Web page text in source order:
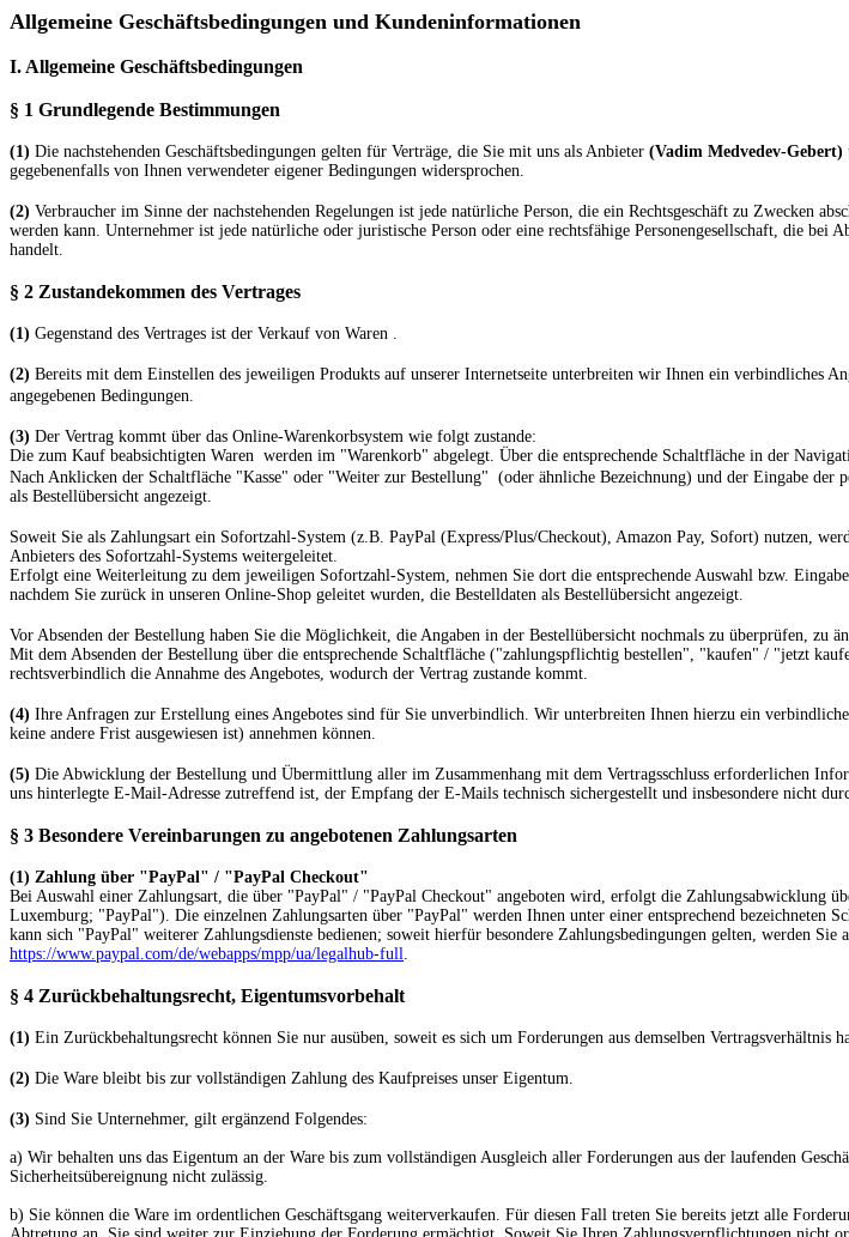
Allgemeine Geschäftsbedingungen und Kundeninformationen
I. Allgemeine Geschäftsbedingungen
§ 1 Grundlegende Bestimmungen
(1) Die nachstehenden Geschäftsbedingungen gelten für Verträge, die Sie mit uns als Anbieter (Vadim Medvedev-Gebert)
gegebenenfalls von Ihnen verwendeter eigener Bedingungen widersprochen.
(2) Verbraucher im Sinne der nachstehenden Regelungen ist jede natürliche Person, die ein Rechtsgeschäft zu Zwecken
werden kann. Unternehmer ist jede natürliche oder juristische Person oder eine rechtsfähige Personengesellschaft, die bei
handelt.
§ 2 Zustandekommen des Vertrages
(1) Gegenstand des Vertrages ist der Verkauf von Waren .
(2) Bereits mit dem Einstellen des jeweiligen Produkts auf unserer Internetseite unterbreiten wir Ihnen ein verbindliches
angegebenen Bedingungen.
(3) Der Vertrag kommt über das Online-Warenkorbsystem wie folgt zustande:
Die zum Kauf beabsichtigten Waren werden im "Warenkorb" abgelegt. Über die entsprechende Schaltfläche in der
Nach Anklicken der Schaltfläche "Kasse" oder "Weiter zur Bestellung" (oder ähnliche Bezeichnung) und der Eingabe der
als Bestellübersicht angezeigt.
Soweit Sie als Zahlungsart ein Sofortzahl-System (z.B. PayPal (Express/Plus/Checkout), Amazon Pay, Sofort) nutzen,
Anbieters des Sofortzahl-Systems weitergeleitet.
Erfolgt eine Weiterleitung zu dem jeweiligen Sofortzahl-System, nehmen Sie dort die entsprechende Auswahl bzw.
nachdem Sie zurück in unseren Online-Shop geleitet wurden, die Bestelldaten als Bestellübersicht angezeigt.
Vor Absenden der Bestellung haben Sie die Möglichkeit, die Angaben in der Bestellübersicht nochmals zu überprüfen, zu
Mit dem Absenden der Bestellung über die entsprechende Schaltfläche ("zahlungspflichtig bestellen", "kaufen" / "jetzt
rechtsverbindlich die Annahme des Angebotes, wodurch der Vertrag zustande kommt.
(4) Ihre Anfragen zur Erstellung eines Angebotes sind für Sie unverbindlich. Wir unterbreiten Ihnen hierzu ein
keine andere Frist ausgewiesen ist) annehmen können.
(5) Die Abwicklung der Bestellung und Übermittlung aller im Zusammenhang mit dem Vertragsschluss erforderlichen
uns hinterlegte E-Mail-Adresse zutreffend ist, der Empfang der E-Mails technisch sichergestellt und insbesondere nicht
§ 3 Besondere Vereinbarungen zu angebotenen Zahlungsarten
(1) Zahlung über "PayPal" / "PayPal Checkout"
Bei Auswahl einer Zahlungsart, die über "PayPal" / "PayPal Checkout" angeboten wird, erfolgt die Zahlungsabwicklung
Luxemburg; "PayPal"). Die einzelnen Zahlungsarten über "PayPal" werden Ihnen unter einer entsprechend
kann sich "PayPal" weiterer Zahlungsdienste bedienen; soweit hierfür besondere Zahlungsbedingungen gelten, werden
https://www.paypal.com/de/webapps/mpp/ua/legalhub-full.
§ 4 Zurückbehaltungsrecht, Eigentumsvorbehalt
(1) Ein Zurückbehaltungsrecht können Sie nur ausüben, soweit es sich um Forderungen aus demselben Vertragsverhältnis
(2) Die Ware bleibt bis zur vollständigen Zahlung des Kaufpreises unser Eigentum.
(3) Sind Sie Unternehmer, gilt ergänzend Folgendes:
a) Wir behalten uns das Eigentum an der Ware bis zum vollständigen Ausgleich aller Forderungen aus der laufenden
Sicherheitsübereignung nicht zulässig.
b) Sie können die Ware im ordentlichen Geschäftsgang weiterverkaufen. Für diesen Fall treten Sie bereits jetzt alle